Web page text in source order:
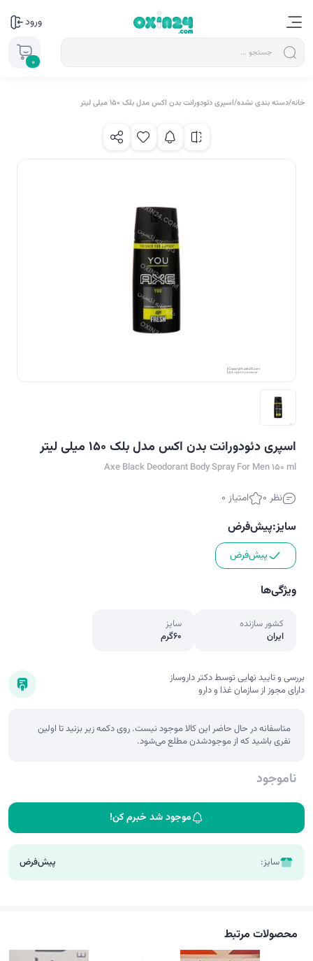
ورود
0
خانه/دسته بندی نشده/اسپری دئودورانت بدن اکس مدل بلک 150 میلی لیتر
اسپری دئودورانت بدن اکس مدل بلک 150 میلی لیتر
Axe Black Deodorant Body Spray For Men 150 ml
نظر 0 امتیاز 0
سایز:پیش‌فرض
پیش‌فرض
ویژگی‌ها
کشور سازنده
ایران
سایز
60گرم
بررسی و تایید نهایی توسط دکتر داروساز
دارای مجوز از سازمان غذا و دارو
متاسفانه در حال حاضر این کالا موجود نیست. روی دکمه زیر بزنید تا اولین
نفری باشید که از موجودشدن مطلع می‌شود.
ناموجود
موجود شد خبرم کن!
سایز: پیش‌فرض
محصولات مرتبط